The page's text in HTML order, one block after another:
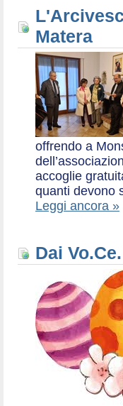
Matera
offrendo a
accoglie
quanti devono
Leggi ancora »
Dai